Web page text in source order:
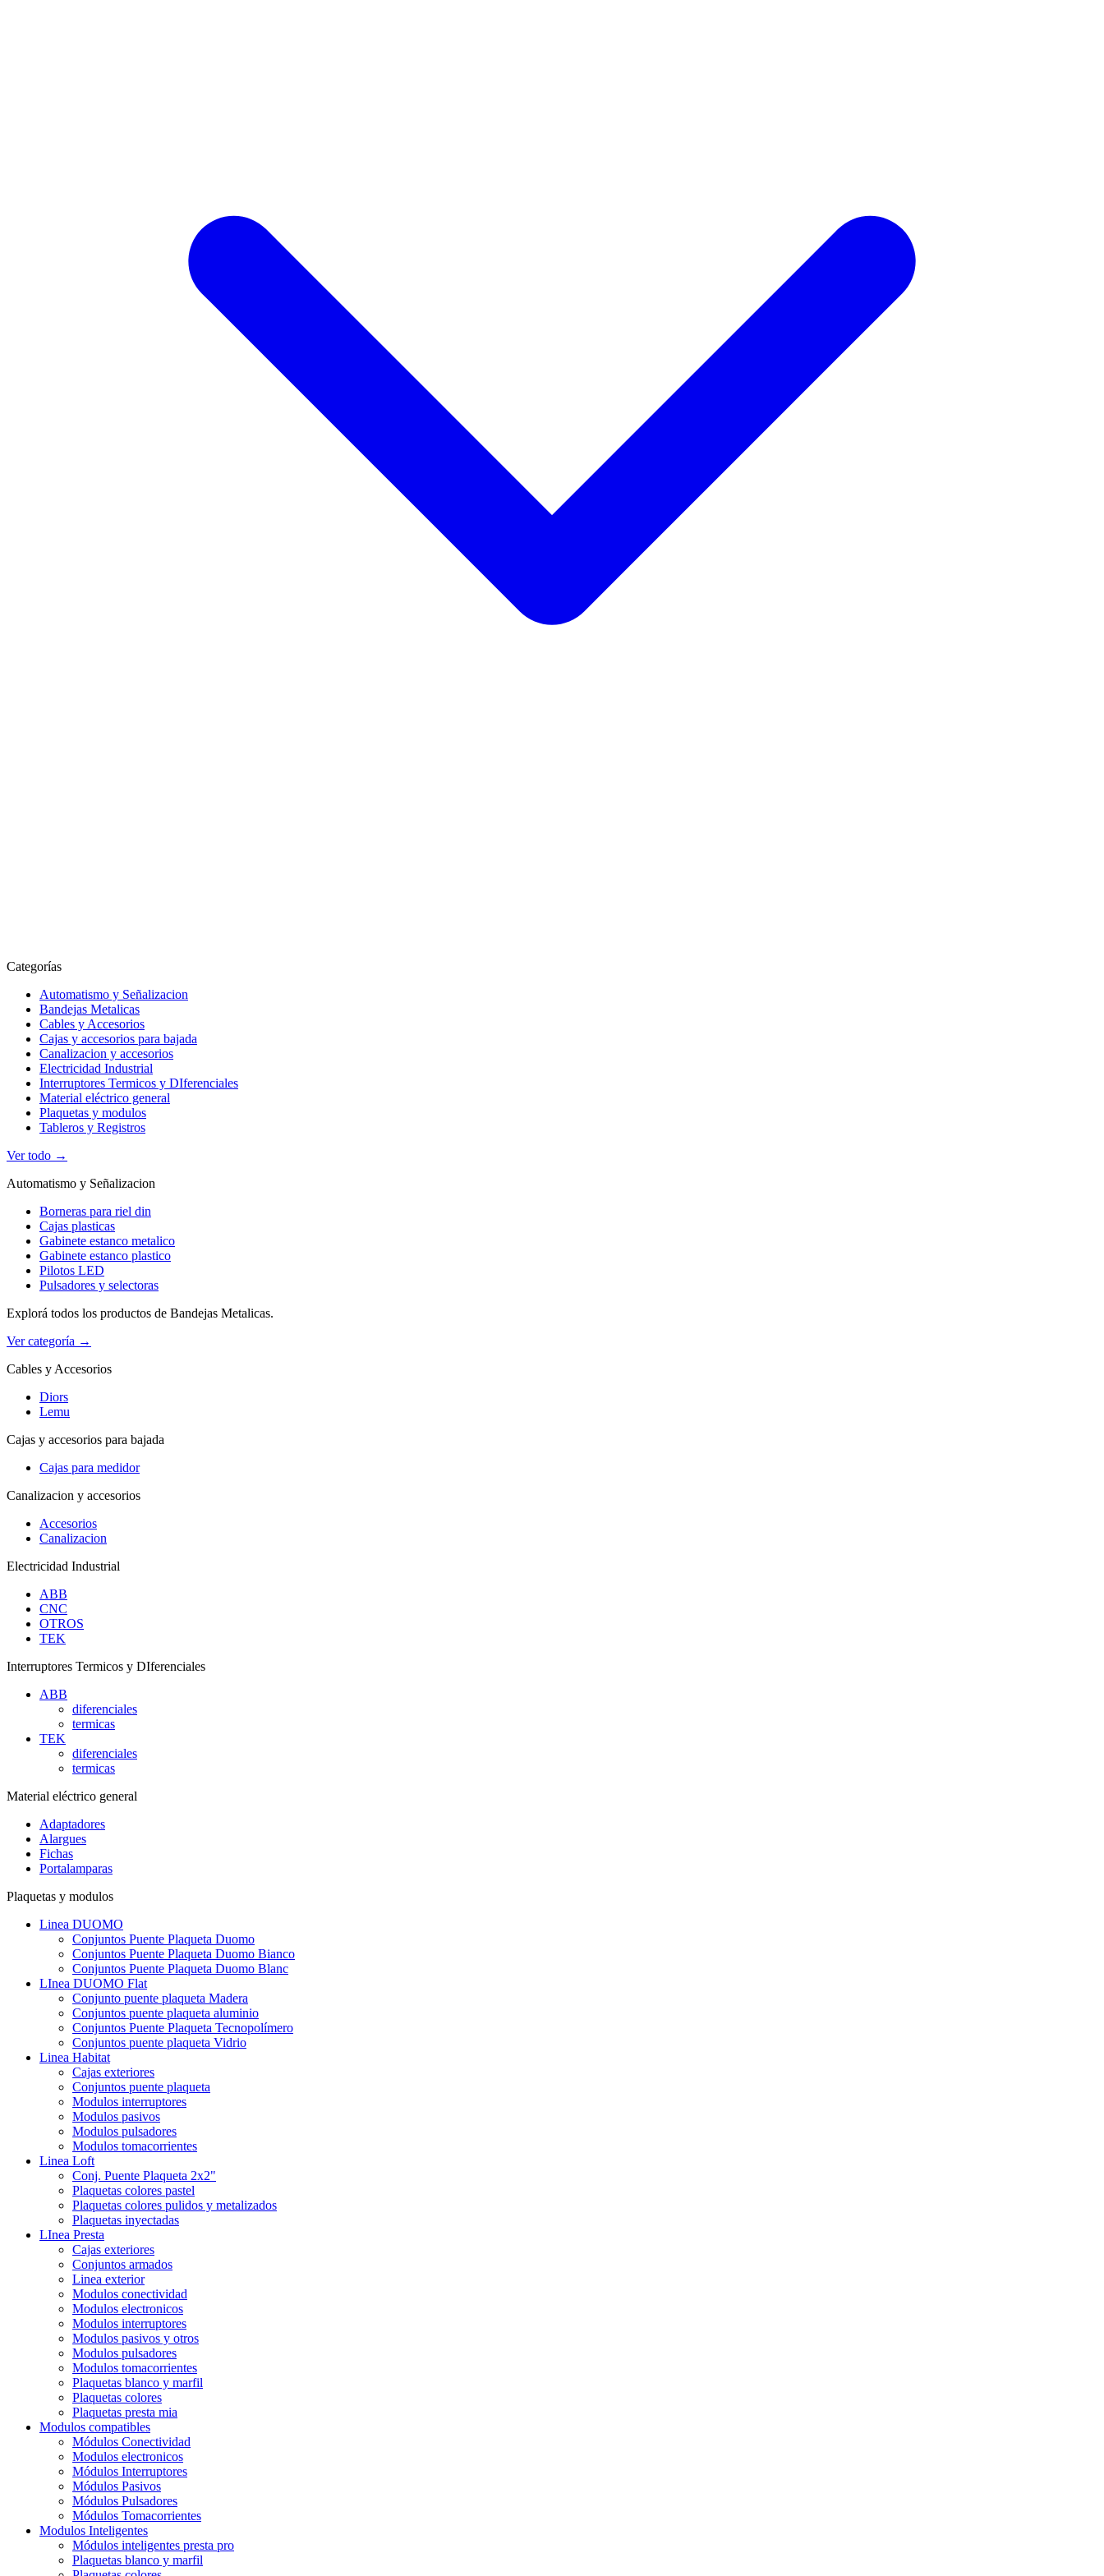
Categorías
Automatismo y Señalizacion
Bandejas Metalicas
Cables y Accesorios
Cajas y accesorios para bajada
Canalizacion y accesorios
Electricidad Industrial
Interruptores Termicos y DIferenciales
Material eléctrico general
Plaquetas y modulos
Tableros y Registros
Ver todo →
Automatismo y Señalizacion
Borneras para riel din
Cajas plasticas
Gabinete estanco metalico
Gabinete estanco plastico
Pilotos LED
Pulsadores y selectoras
Explorá todos los productos de Bandejas Metalicas.
Ver categoría →
Cables y Accesorios
Diors
Lemu
Cajas y accesorios para bajada
Cajas para medidor
Canalizacion y accesorios
Accesorios
Canalizacion
Electricidad Industrial
ABB
CNC
OTROS
TEK
Interruptores Termicos y DIferenciales
ABB
diferenciales
termicas
TEK
diferenciales
termicas
Material eléctrico general
Adaptadores
Alargues
Fichas
Portalamparas
Plaquetas y modulos
Linea DUOMO
Conjuntos Puente Plaqueta Duomo
Conjuntos Puente Plaqueta Duomo Bianco
Conjuntos Puente Plaqueta Duomo Blanc
LInea DUOMO Flat
Conjunto puente plaqueta Madera
Conjuntos puente plaqueta aluminio
Conjuntos Puente Plaqueta Tecnopolímero
Conjuntos puente plaqueta Vidrio
Linea Habitat
Cajas exteriores
Conjuntos puente plaqueta
Modulos interruptores
Modulos pasivos
Modulos pulsadores
Modulos tomacorrientes
Linea Loft
Conj. Puente Plaqueta 2x2"
Plaquetas colores pastel
Plaquetas colores pulidos y metalizados
Plaquetas inyectadas
LInea Presta
Cajas exteriores
Conjuntos armados
Linea exterior
Modulos conectividad
Modulos electronicos
Modulos interruptores
Modulos pasivos y otros
Modulos pulsadores
Modulos tomacorrientes
Plaquetas blanco y marfil
Plaquetas colores
Plaquetas presta mia
Modulos compatibles
Módulos Conectividad
Modulos electronicos
Módulos Interruptores
Módulos Pasivos
Módulos Pulsadores
Módulos Tomacorrientes
Modulos Inteligentes
Módulos inteligentes presta pro
Plaquetas blanco y marfil